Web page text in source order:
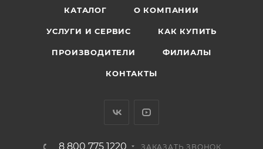
КАТАЛОГ О КОМПАНИИ
УСЛУГИ И СЕРВИС КАК КУПИТЬ
ПРОИЗВОДИТЕЛИ ФИЛИАЛЫ
КОНТАКТЫ
8 800 775 1220 ЗАКАЗАТЬ ЗВОНОК